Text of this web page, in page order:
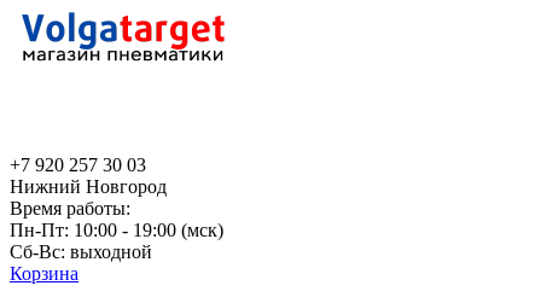
+7 920 257 30 03
Нижний Новгород
Время работы:
Пн-Пт: 10:00 - 19:00 (мск)
Сб-Вс: выходной
Корзина